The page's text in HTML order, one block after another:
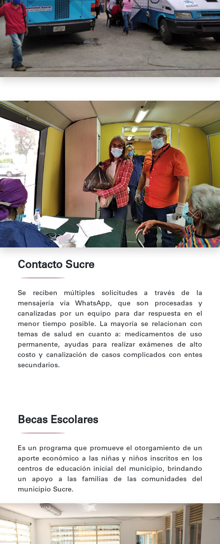
Contacto Sucre
Se reciben múltiples solicitudes a través de la
mensajería vía WhatsApp, que son procesadas y
canalizadas por un equipo para dar respuesta en el
menor tiempo posible. La mayoría se relacionan con
temas de salud en cuanto a: medicamentos de uso
permanente, ayudas para realizar exámenes de alto
costo y canalización de casos complicados con entes
secundarios.
Becas Escolares
Es un programa que promueve el otorgamiento de un
aporte económico a las niñas y niños inscritos en los
centros de educación inicial del municipio, brindando
un apoyo a las familias de las comunidades del
municipio Sucre.